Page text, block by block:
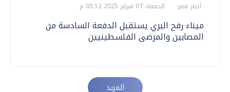
أخبار مصر الجمعة، 07 فبراير 2025 03:12 م
ميناء رفح البري يستقبل الدفعة السادسة من
المصابين والمرضى الفلسطينيين
المزيد